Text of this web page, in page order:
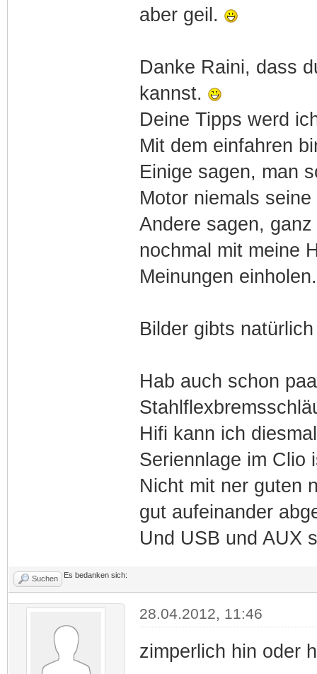
aber geil.
Danke Raini, dass
kannst.
Deine Tipps werd
Mit dem einfahren
Einige sagen, man
Motor niemals
Andere sagen,
nochmal mit meine
Meinungen einholen.
Bilder gibts
Hab auch schon
Hifi kann ich
Seriennlage im Clio
Nicht mit ner guten
gut aufeinander
Und USB und AUX
Suchen Es bedanken sich:
28.04.2012, 11:46
zimperlich hin oder